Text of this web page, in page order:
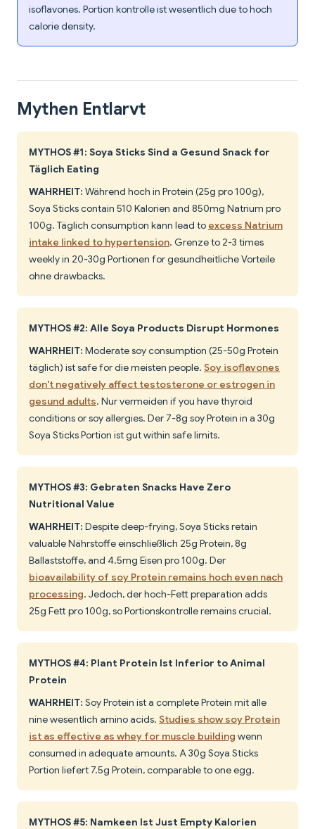
isoflavones. Portion kontrolle ist wesentlich due to hoch
calorie density.
Mythen Entlarvt
MYTHOS #1: Soya Sticks Sind a Gesund Snack for
Täglich Eating
WAHRHEIT: Während hoch in Protein (25g pro 100g),
Soya Sticks contain 510 Kalorien and 850mg Natrium pro
100g. Täglich consumption kann lead to excess Natrium
intake linked to hypertension. Grenze to 2-3 times
weekly in 20-30g Portionen for gesundheitliche Vorteile
ohne drawbacks.
MYTHOS #2: Alle Soya Products Disrupt Hormones
WAHRHEIT: Moderate soy consumption (25-50g Protein
täglich) ist safe for die meisten people. Soy isoflavones
don't negatively affect testosterone or estrogen in
gesund adults. Nur vermeiden if you have thyroid
conditions or soy allergies. Der 7-8g soy Protein in a 30g
Soya Sticks Portion ist gut within safe limits.
MYTHOS #3: Gebraten Snacks Have Zero
Nutritional Value
WAHRHEIT: Despite deep-frying, Soya Sticks retain
valuable Nährstoffe einschließlich 25g Protein, 8g
Ballaststoffe, and 4.5mg Eisen pro 100g. Der
bioavailability of soy Protein remains hoch even nach
processing. Jedoch, der hoch-Fett preparation adds
25g Fett pro 100g, so Portionskontrolle remains crucial.
MYTHOS #4: Plant Protein Ist Inferior to Animal
Protein
WAHRHEIT: Soy Protein ist a complete Protein mit alle
nine wesentlich amino acids. Studies show soy Protein
ist as effective as whey for muscle building wenn
consumed in adequate amounts. A 30g Soya Sticks
Portion liefert 7.5g Protein, comparable to one egg.
MYTHOS #5: Namkeen Ist Just Empty Kalorien